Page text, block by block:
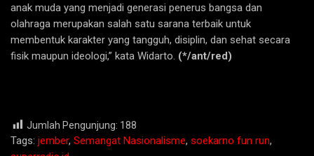
anak muda yang menjadi generasi penerus bangsa dan
olahraga merupakan salah satu sarana terbaik untuk
membentuk karakter yang tangguh, disiplin, dan sehat secara
fisik maupun ideologi,” kata Widarto. (*/ant/red)
Jumlah Pengunjung: 188
Tags: jember, Semangat Nasionalisme, soekarno fun run,